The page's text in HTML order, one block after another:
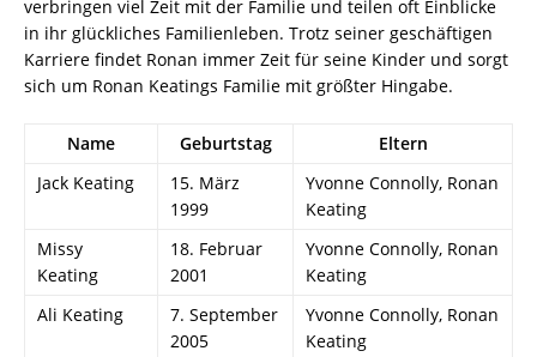
verbringen viel Zeit mit der Familie und teilen oft Einblicke
in ihr glückliches Familienleben. Trotz seiner geschäftigen
Karriere findet Ronan immer Zeit für seine Kinder und sorgt
sich um Ronan Keatings Familie mit größter Hingabe.
Name Geburtstag
Eltern
Jack Keating
15. März
1999
Yvonne Connolly, Ronan
Keating
Missy
Keating
18. Februar
2001
Yvonne Connolly, Ronan
Keating
Ali Keating
7. September
2005
Yvonne Connolly, Ronan
Keating